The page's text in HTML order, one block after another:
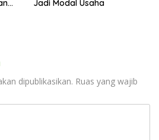
Jadi Modal Usaha
dipublikasikan. Ruas yang wajib